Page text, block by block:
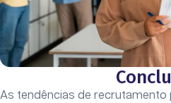
As tendências de